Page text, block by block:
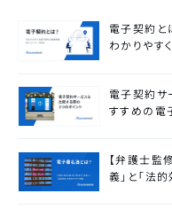
電子契約と
わかりやす
電子契約サ
すすめの電
【弁護士監
義」と「法